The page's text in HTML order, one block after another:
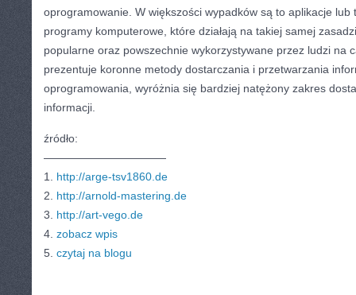
oprogramowanie. W większości wypadków są to aplikacje lub
programy komputerowe, które działają na takiej samej
popularne oraz powszechnie wykorzystywane przez ludzi na
prezentuje koronne metody dostarczania i przetwarzania
oprogramowania, wyróżnia się bardziej natężony zakres
informacji.
źródło:
———————————
1. http://arge-tsv1860.de
2. http://arnold-mastering.de
3. http://art-vego.de
4. zobacz wpis
5. czytaj na blogu